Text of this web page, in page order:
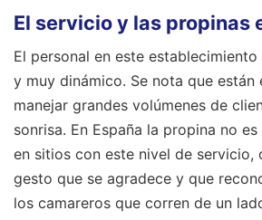
El servicio y las propinas
El personal en este
y muy dinámico. Se nota que están
manejar grandes volúmenes de
sonrisa. En España la propina no
en sitios con este nivel de servicio,
gesto que se agradece y que
los camareros que corren de un